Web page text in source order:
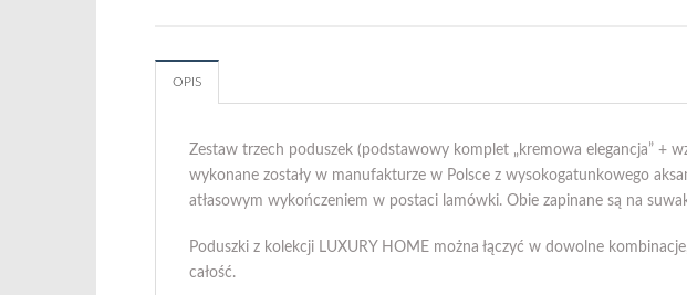
OPIS
Zestaw trzech poduszek (podstawowy komplet „kremowa elegancja” +
wykonane zostały w manufakturze w Polsce z wysokogatunkowego
atłasowym wykończeniem w postaci lamówki. Obie zapinane są na
Poduszki z kolekcji LUXURY HOME można łączyć w dowolne
całość.